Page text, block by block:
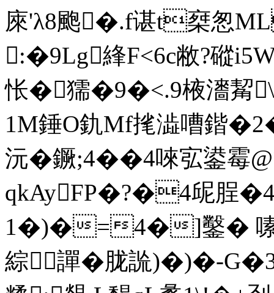
庲'λ8颮�.f谌t椉怱
:�9Lg綘F<6c敝?磫
怅 �獳�9�<.9棭瀒
1M錘O釚Mf毮澁嘈鍇
沅�鐝;4��4唻宖鍙霉
qkAyFP�?�4屔脭
1�)�=4�]鑿� 嗉
綜譂�胧詤)�)�-